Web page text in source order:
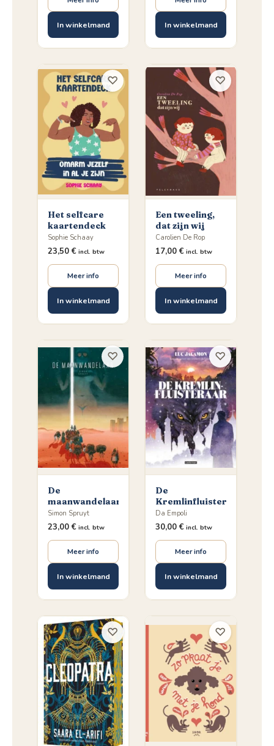
In winkelmand In winkelmand
Het selfcare
kaartendeck
Sophie Schaay
23,50 € incl. btw
Meer info
In winkelmand
♡
Een tweeling,
dat zijn wij
Carolien De Rop
17,00 € incl. btw
Meer info
In winkelmand
♡
De
maanwandelaar
Simon Spruyt
23,00 € incl. btw
Meer info
In winkelmand
♡
De
Kremlinfluisteraar
Da Empoli
30,00 € incl. btw
Meer info
In winkelmand
♡
♡ ♡